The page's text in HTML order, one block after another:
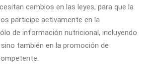
cambios en las leyes, para que la
participe activamente en la
de información nutricional, incluyendo
también en la promoción de